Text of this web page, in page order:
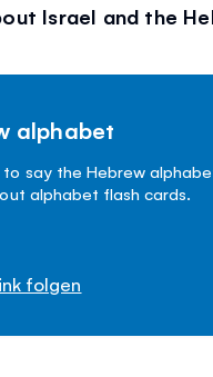
Israel and the
alphabet
to say the Hebrew
alphabet flash cards.
folgen